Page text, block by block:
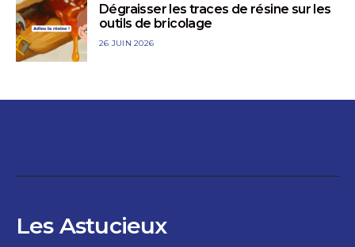
Dégraisser les traces de résine sur les
outils de bricolage
26 JUIN 2026
Les Astucieux